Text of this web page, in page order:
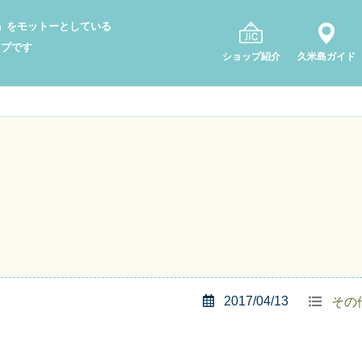
をモットーとしている
です
ショップ紹介 久米島ガイド
その
2017/04/13